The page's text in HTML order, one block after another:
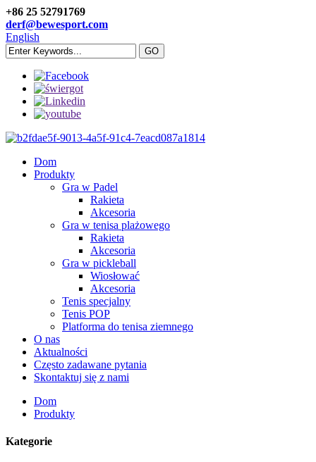
+86 25 52791769
derf@bewesport.com
English
Dom
Produkty
Gra w Padel
Rakieta
Akcesoria
Gra w tenisa plażowego
Rakieta
Akcesoria
Gra w pickleball
Wiosłować
Akcesoria
Tenis specjalny
Tenis POP
Platforma do tenisa ziemnego
O nas
Aktualności
Często zadawane pytania
Skontaktuj się z nami
Dom
Produkty
Kategorie